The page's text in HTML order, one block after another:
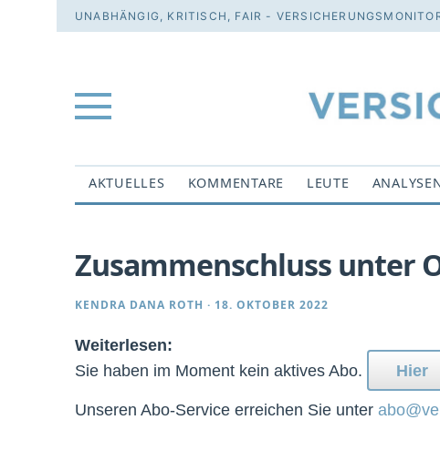
UNABHÄNGIG, KRITISCH, FAIR -
AKTUELLES KOMMENTARE LEUTE
Zusammenschluss unter
KENDRA DANA ROTH · 18. OKTOBER 2022
Weiterlesen:
Sie haben im Moment kein aktives Abo.
Hier
Unseren Abo-Service erreichen Sie unter